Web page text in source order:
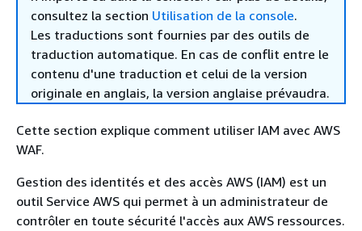
consultez la section Utilisation de la console.
Les traductions sont fournies par des outils de
traduction automatique. En cas de conflit entre le
contenu d'une traduction et celui de la version
originale en anglais, la version anglaise prévaudra.
Cette section explique comment utiliser IAM avec AWS
WAF.
Gestion des identités et des accès AWS (IAM) est un
outil Service AWS qui permet à un administrateur de
contrôler en toute sécurité l'accès aux AWS ressources.